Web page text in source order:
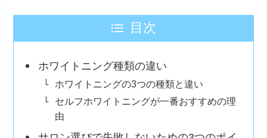
目次
ホワイトニング種類の違い
ホワイトニングの3つの種類と違い
セルフホワイトニングが一番おすすめの理
由